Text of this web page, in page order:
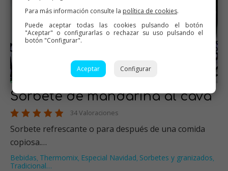
Sorbete de mandarina al cava
34 Valoraciones
Sorbete refrescante o para después de una comida
copiosa.…
Bebidas, Thermomix, Especial Navidad, Sorbetes y granizados,
Tradicional…
Para más información consulte la política de cookies.
Puede aceptar todas las cookies pulsando el botón
"Aceptar" o configurarlas o rechazar su uso pulsando el
botón "Configurar".
Aceptar Configurar